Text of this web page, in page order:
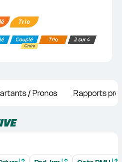
/ Pronos Rapports